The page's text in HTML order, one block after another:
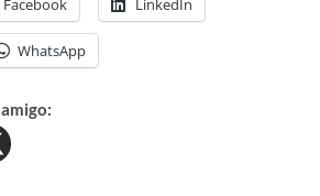
Facebook LinkedIn
WhatsApp